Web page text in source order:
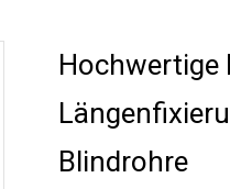
Hochwertige
Blindrohre